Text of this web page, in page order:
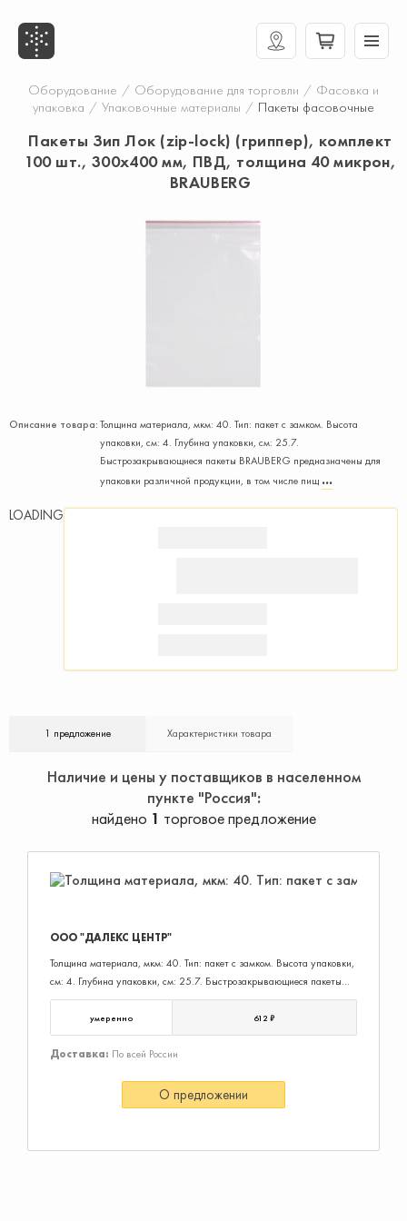
Оборудование / Оборудование для торговли / Фасовка и
упаковка / Упаковочные материалы / Пакеты фасовочные
Пакеты Зип Лок (zip-lock) (гриппер), комплект
100 шт., 300х400 мм, ПВД, толщина 40 микрон,
BRAUBERG
Описание товара:Толщина материала, мкм: 40. Тип: пакет с замком. Высота
упаковки, см: 4. Глубина упаковки, см: 25.7.
Быстрозакрывающиеся пакеты BRAUBERG предназначены для
упаковки различной продукции, в том числе пищ
LOADING
1 предложение Характеристики товара
Наличие и цены у поставщиков в населенном
пункте "Россия"
найдено 1 торговое предложение
ООО "ДАЛЕКС ЦЕНТР"
Толщина материала, мкм: 40. Тип: пакет с замком. Высота упаковки,
см: 4. Глубина упаковки, см: 25.7. Быстрозакрывающиеся пакеты
BRAUBERG предназначены для упаковки различной продукции, в
том числе пищевой. Отлично подходят для упаковки мелких
предметов, фотографий, медицинских препаратов и т.д.
умеренно 612 ₽
Доставка: По всей России
О предложении